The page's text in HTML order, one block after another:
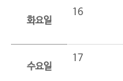
화요일
16
수요일
17